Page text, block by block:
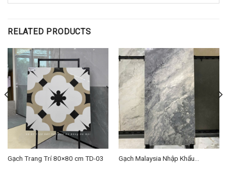
RELATED PRODUCTS
Gạch Trang Trí 80×80 cm TD-03
Gạch Malaysia Nhập Khẩu